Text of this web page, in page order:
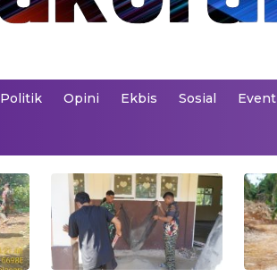
Politik Opini Ekbis Sosial Event